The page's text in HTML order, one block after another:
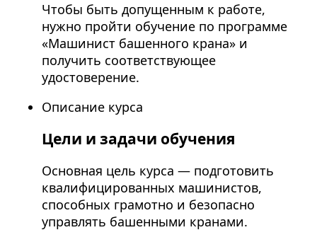
Чтобы быть допущенным к работе,
нужно пройти обучение по программе
«Машинист башенного крана» и
получить соответствующее
удостоверение.
Описание курса
Цели и задачи обучения
Основная цель курса — подготовить
квалифицированных машинистов,
способных грамотно и безопасно
управлять башенными кранами.